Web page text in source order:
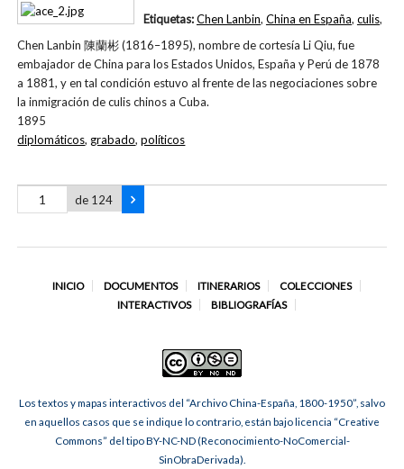
Chen Lanbin 陳蘭彬 (1816–1895), nombre de cortesía Li Qiu, fue
embajador de China para los Estados Unidos, España y Perú de 1878
a 1881, y en tal condición estuvo al frente de las negociaciones sobre
la inmigración de culis chinos a Cuba.
1895
Etiquetas:Chen Lanbin, China en España, culis,
diplomáticos, grabado,políticos
de 124
INICIO DOCUMENTOS ITINERARIOS
COLECCIONES
INTERACTIVOS
BIBLIOGRAFÍAS
Los textos y mapas interactivos del “Archivo China-España, 1800-1950”, salvo
en aquellos casos que se indique lo contrario, están bajo licencia “Creative
Commons” del tipo BY-NC-ND (Reconocimiento-NoComercial-
SinObraDerivada).